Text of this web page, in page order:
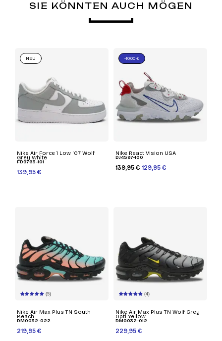
SIE KÖNNTEN AUCH MÖGEN
Nike Air Force 1 Low '07 Wolf
Grey White
FD9763-101
139,95 €
NEU
Nike React Vision USA
DJ4597-100
139,95 € 129,95 €
-10,00 €
(5)
Nike Air Max Plus TN South
Beach
DM0032-022
219,95 €
(4)
Nike Air Max Plus TN Wolf Grey
Opti Yellow
DM0032-012
229,95 €